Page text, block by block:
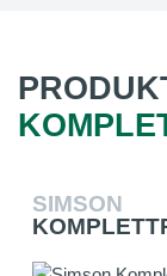
SIMSON